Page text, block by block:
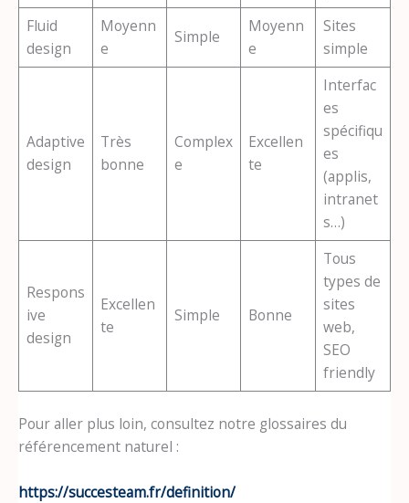
Fluid
design
Moyenn
e
Simple
Moyenn
e
Sites
simple
Adaptive
design
Très
bonne
Complex
e
Excellen
te
Interfac
es
spécifiqu
es
(applis,
intranet
s…)
Respons
ive
design
Excellen
te
Simple Bonne
Tous
types de
sites
web,
SEO
friendly
Pour aller plus loin, consultez notre glossaires du
référencement naturel :
https://succesteam.fr/definition/